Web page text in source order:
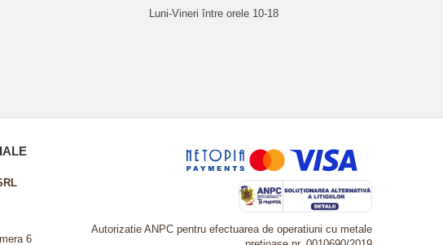
Luni-Vineri între orele 10-18
6
Autorizatie ANPC pentru efectuarea de operatiuni cu metale